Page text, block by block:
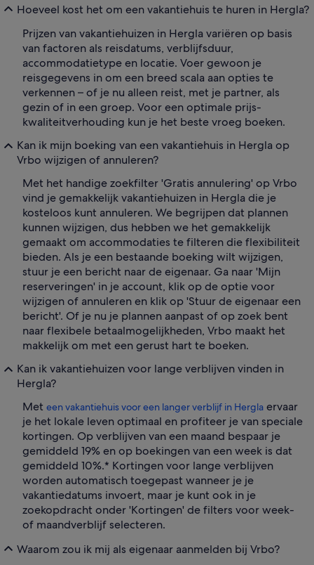
Hoeveel kost het om een vakantiehuis te huren in Hergla?
Prijzen van vakantiehuizen in Hergla variëren op basis
van factoren als reisdatums, verblijfsduur,
accommodatietype en locatie. Voer gewoon je
reisgegevens in om een breed scala aan opties te
verkennen – of je nu alleen reist, met je partner, als
gezin of in een groep. Voor een optimale prijs-
kwaliteitverhouding kun je het beste vroeg boeken.
Kan ik mijn boeking van een vakantiehuis in Hergla op
Vrbo wijzigen of annuleren?
Met het handige zoekfilter 'Gratis annulering' op Vrbo
vind je gemakkelijk vakantiehuizen in Hergla die je
kosteloos kunt annuleren. We begrijpen dat plannen
kunnen wijzigen, dus hebben we het gemakkelijk
gemaakt om accommodaties te filteren die flexibiliteit
bieden. Als je een bestaande boeking wilt wijzigen,
stuur je een bericht naar de eigenaar. Ga naar 'Mijn
reserveringen' in je account, klik op de optie voor
wijzigen of annuleren en klik op 'Stuur de eigenaar een
bericht'. Of je nu je plannen aanpast of op zoek bent
naar flexibele betaalmogelijkheden, Vrbo maakt het
makkelijk om met een gerust hart te boeken.
Kan ik vakantiehuizen voor lange verblijven vinden in
Hergla?
Met een vakantiehuis voor een langer verblijf in Hergla ervaar
je het lokale leven optimaal en profiteer je van speciale
kortingen. Op verblijven van een maand bespaar je
gemiddeld 19% en op boekingen van een week is dat
gemiddeld 10%.* Kortingen voor lange verblijven
worden automatisch toegepast wanneer je je
vakantiedatums invoert, maar je kunt ook in je
zoekopdracht onder 'Kortingen' de filters voor week-
of maandverblijf selecteren.
Waarom zou ik mij als eigenaar aanmelden bij Vrbo?